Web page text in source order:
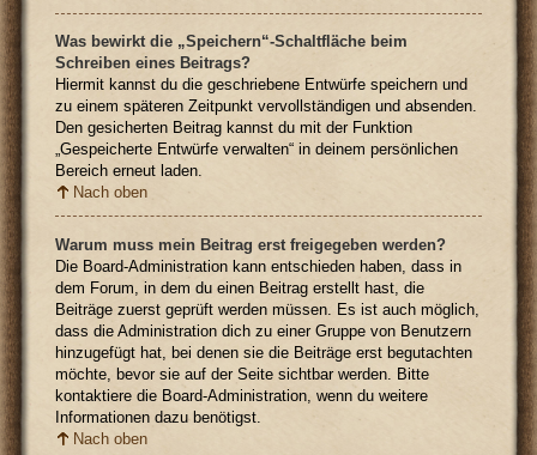
Was bewirkt die „Speichern“-Schaltfläche beim
Schreiben eines Beitrags?
Hiermit kannst du die geschriebene Entwürfe speichern und
zu einem späteren Zeitpunkt vervollständigen und absenden.
Den gesicherten Beitrag kannst du mit der Funktion
„Gespeicherte Entwürfe verwalten“ in deinem persönlichen
Bereich erneut laden.
Nach oben
Warum muss mein Beitrag erst freigegeben werden?
Die Board-Administration kann entschieden haben, dass in
dem Forum, in dem du einen Beitrag erstellt hast, die
Beiträge zuerst geprüft werden müssen. Es ist auch möglich,
dass die Administration dich zu einer Gruppe von Benutzern
hinzugefügt hat, bei denen sie die Beiträge erst begutachten
möchte, bevor sie auf der Seite sichtbar werden. Bitte
kontaktiere die Board-Administration, wenn du weitere
Informationen dazu benötigst.
Nach oben